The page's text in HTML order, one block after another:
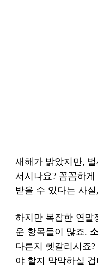
새해가 밝았지만, 벌
서시나요? 꼼꼼하
받을 수 있다는 사
하지만 복잡한 연말
운 항목들이 많죠.
다른지 헷갈리시죠?
야 할지 막막하실